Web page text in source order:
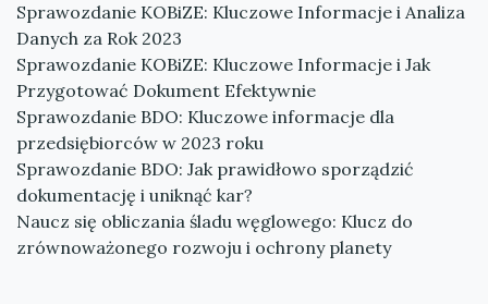
Sprawozdanie KOBiZE: Kluczowe Informacje i Analiza
Danych za Rok 2023
Sprawozdanie KOBiZE: Kluczowe Informacje i Jak
Przygotować Dokument Efektywnie
Sprawozdanie BDO: Kluczowe informacje dla
przedsiębiorców w 2023 roku
Sprawozdanie BDO: Jak prawidłowo sporządzić
dokumentację i uniknąć kar?
Naucz się obliczania śladu węglowego: Klucz do
zrównoważonego rozwoju i ochrony planety